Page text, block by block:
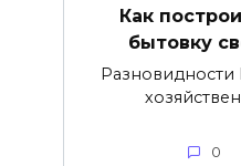
Как
бытовку
Разновидности
0